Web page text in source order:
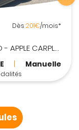
Dès 189€/mois*
Manuelle